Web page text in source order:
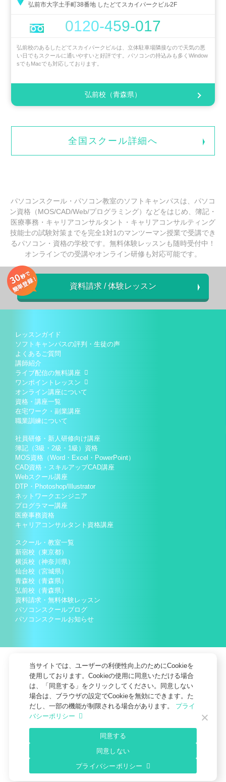
弘前市大字土手町38番地 したどてスカイパークビル2F
0120-459-017
弘前校のあるしたどてスカイパークビルは、立体駐車場隣接なので天気の悪
い日でもスクールに通いやすいと好評です。パソコンの持込みも多くWindow
sでもMacでも対応しております。
弘前校（青森県）
全国スクール詳細へ
パソコンスクール・パソコン教室のソフトキャンパスは、パソコ
ン資格（MOS/CAD/Web/プログラミング）などをはじめ、簿記・
医療事務・キャリアコンサルタント・キャリアコンサルティング
技能士の試験対策までを完全1対1のマンツーマン授業で受講でき
るパソコン・資格の学校です。無料体験レッスンも随時受付中！
オンラインでの受講やオンライン研修も対応可能です。
資料請求 / 体験レッスン
レッスンガイド
ソフトキャンパスの評判・生徒の声
よくあるご質問
講師紹介
ライブ配信の無料講座
ワンポイントレッスン
オンライン講座について
資格・講座一覧
在宅ワーク・副業講座
職業訓練について
社員研修・新人研修向け講座
簿記（3級・2級・1級）資格
MOS資格（Word・Excel・PowerPoint）
CAD資格・スキルアップCAD講座
Webスクール講座
DTP・Photoshop/Illustrator
ネットワークエンジニア
プログラマー講座
医療事務資格
キャリアコンサルタント資格講座
スクール・教室一覧
新宿校（東京都）
横浜校（神奈川県）
仙台校（宮城県）
青森校（青森県）
弘前校（青森県）
資料請求・無料体験レッスン
パソコンスクールブログ
パソコンスクールお知らせ
会社概要 個人情報保護方針
お知らせ サイトマップ
当サイトでは、ユーザーの利便性向上のためにCookieを
使用しております。Cookieの使用に同意いただける場合
は、「同意する」をクリックしてください。同意しない
場合は、ブラウザの設定でCookieを無効にできます。た
だし、一部の機能が制限される場合があります。 プライ
バシーポリシー
同意する
同意しない
プライバシーポリシー